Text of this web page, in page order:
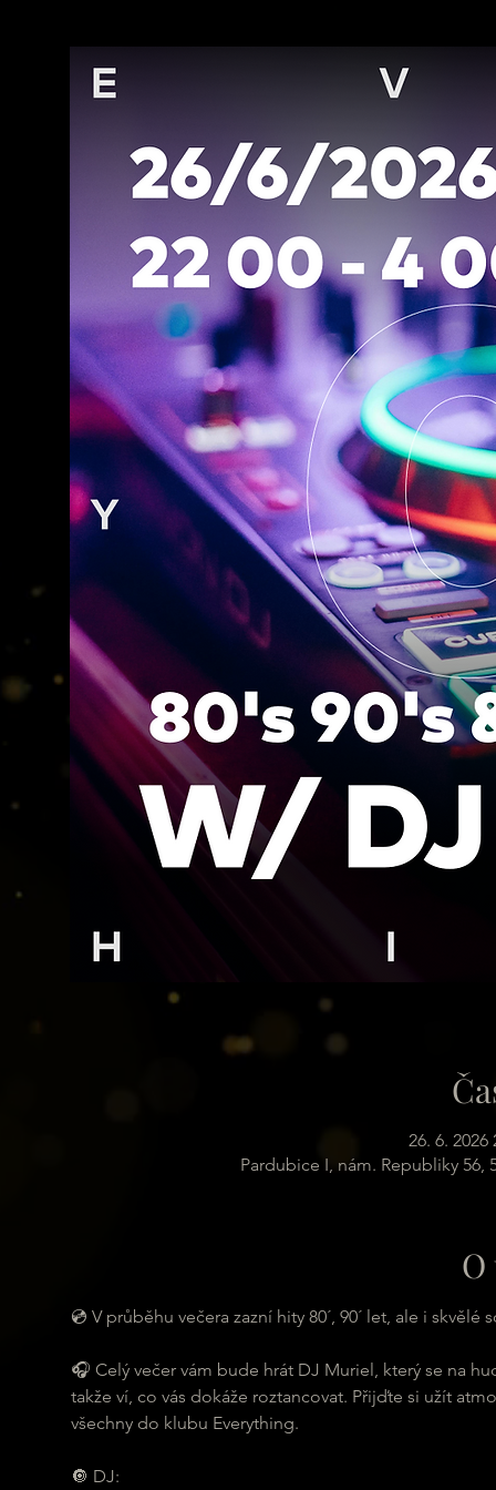
26. 6. 2026
Pardubice I, nám. Republiky 56,
💿 V průběhu večera zazní hity 80´, 90´ let, ale i skvělé
🎧 Celý večer vám bude hrát DJ Muriel, který se na
takže ví, co vás dokáže roztancovat. Přijďte si užít
všechny do klubu Everything.
🔘 DJ: